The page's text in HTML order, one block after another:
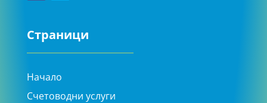
Страници
Начало
Счетоводни услуги